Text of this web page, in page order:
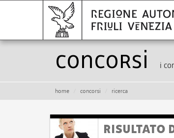
Concorsi i
home concorsi ricerca
RISULTATO